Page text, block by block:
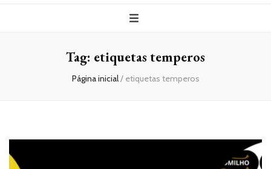
Tag: etiquetas temperos
Página inicial/ etiquetas temperos